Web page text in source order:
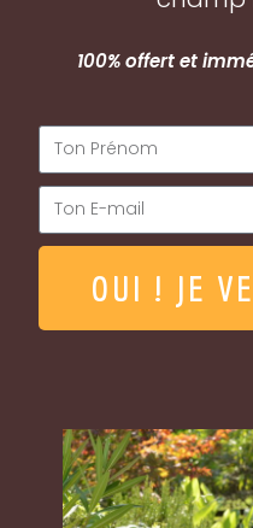
100% offert et
OUI ! JE